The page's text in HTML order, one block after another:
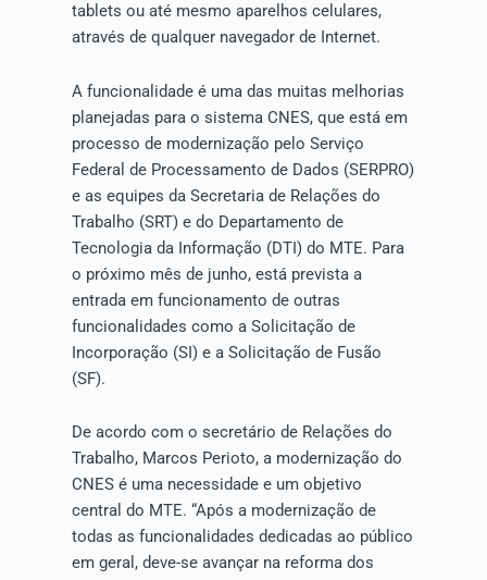
tablets ou até mesmo aparelhos celulares,
através de qualquer navegador de Internet.
A funcionalidade é uma das muitas melhorias
planejadas para o sistema CNES, que está em
processo de modernização pelo Serviço
Federal de Processamento de Dados (SERPRO)
e as equipes da Secretaria de Relações do
Trabalho (SRT) e do Departamento de
Tecnologia da Informação (DTI) do MTE. Para
o próximo mês de junho, está prevista a
entrada em funcionamento de outras
funcionalidades como a Solicitação de
Incorporação (SI) e a Solicitação de Fusão
(SF).
De acordo com o secretário de Relações do
Trabalho, Marcos Perioto, a modernização do
CNES é uma necessidade e um objetivo
central do MTE. “Após a modernização de
todas as funcionalidades dedicadas ao público
em geral, deve-se avançar na reforma dos